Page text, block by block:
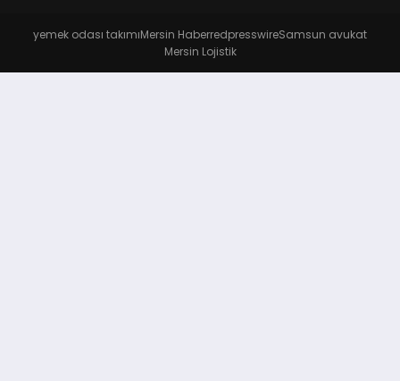
yemek odası takımıMersin HaberredpresswireSamsun avukat
Mersin Lojistik